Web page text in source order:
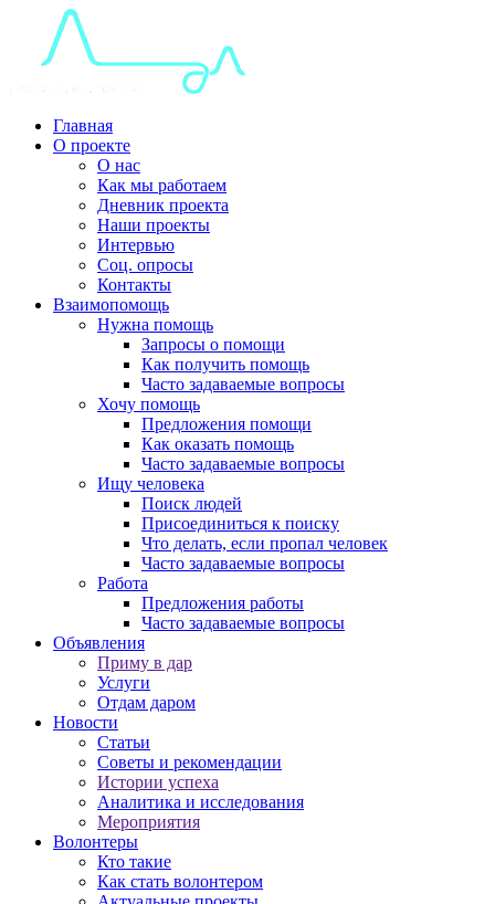
Главная
О проекте
О нас
Как мы работаем
Дневник проекта
Наши проекты
Интервью
Соц. опросы
Контакты
Взаимопомощь
Нужна помощь
Запросы о помощи
Как получить помощь
Часто задаваемые вопросы
Хочу помощь
Предложения помощи
Как оказать помощь
Часто задаваемые вопросы
Ищу человека
Поиск людей
Присоединиться к поиску
Что делать, если пропал человек
Часто задаваемые вопросы
Работа
Предложения работы
Часто задаваемые вопросы
Объявления
Приму в дар
Услуги
Отдам даром
Новости
Статьи
Советы и рекомендации
Истории успеха
Аналитика и исследования
Мероприятия
Волонтеры
Кто такие
Как стать волонтером